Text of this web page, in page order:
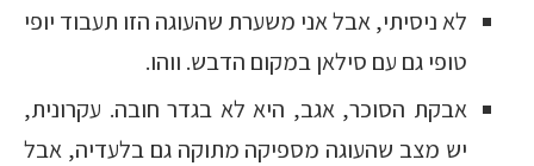
לא ניסיתי, אבל אני משערת שהעוגה הזו תעבוד יופי
טופי גם עם סילאן במקום הדבש. ווהו.
אבקת הסוכר, אגב, היא לא בגדר חובה. עקרונית,
יש מצב שהעוגה מספיקה מתוקה גם בלעדיה, אבל